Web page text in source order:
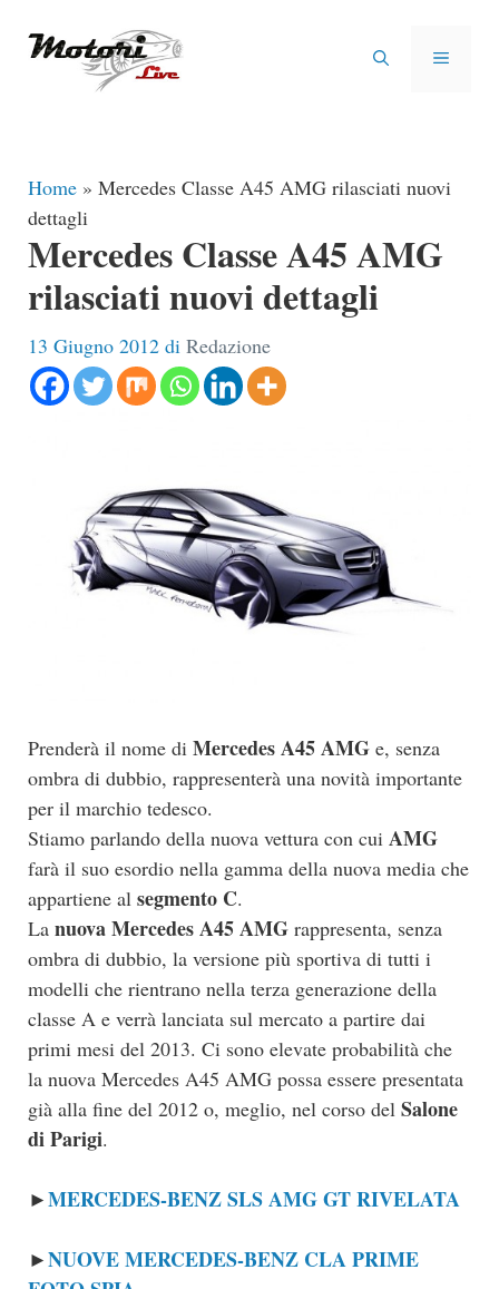
MENU
Home » Mercedes Classe A45 AMG rilasciati nuovi
dettagli
Mercedes Classe A45 AMG
rilasciati nuovi dettagli
13 Giugno 2012 di Redazione
Prenderà il nome di Mercedes A45 AMG e, senza
ombra di dubbio, rappresenterà una novità importante
per il marchio tedesco.
Stiamo parlando della nuova vettura con cui AMG
farà il suo esordio nella gamma della nuova media che
appartiene al segmento C.
La nuova Mercedes A45 AMG rappresenta, senza
ombra di dubbio, la versione più sportiva di tutti i
modelli che rientrano nella terza generazione della
classe A e verrà lanciata sul mercato a partire dai
primi mesi del 2013. Ci sono elevate probabilità che
la nuova Mercedes A45 AMG possa essere presentata
già alla fine del 2012 o, meglio, nel corso del Salone
di Parigi.
►MERCEDES-BENZ SLS AMG GT RIVELATA
►NUOVE MERCEDES-BENZ CLA PRIME